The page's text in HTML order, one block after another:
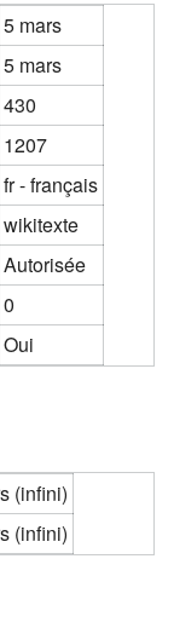
5 mars
5 mars
430
1207
fr - français
wikitexte
Autorisée
0
Oui
(infini)
(infini)